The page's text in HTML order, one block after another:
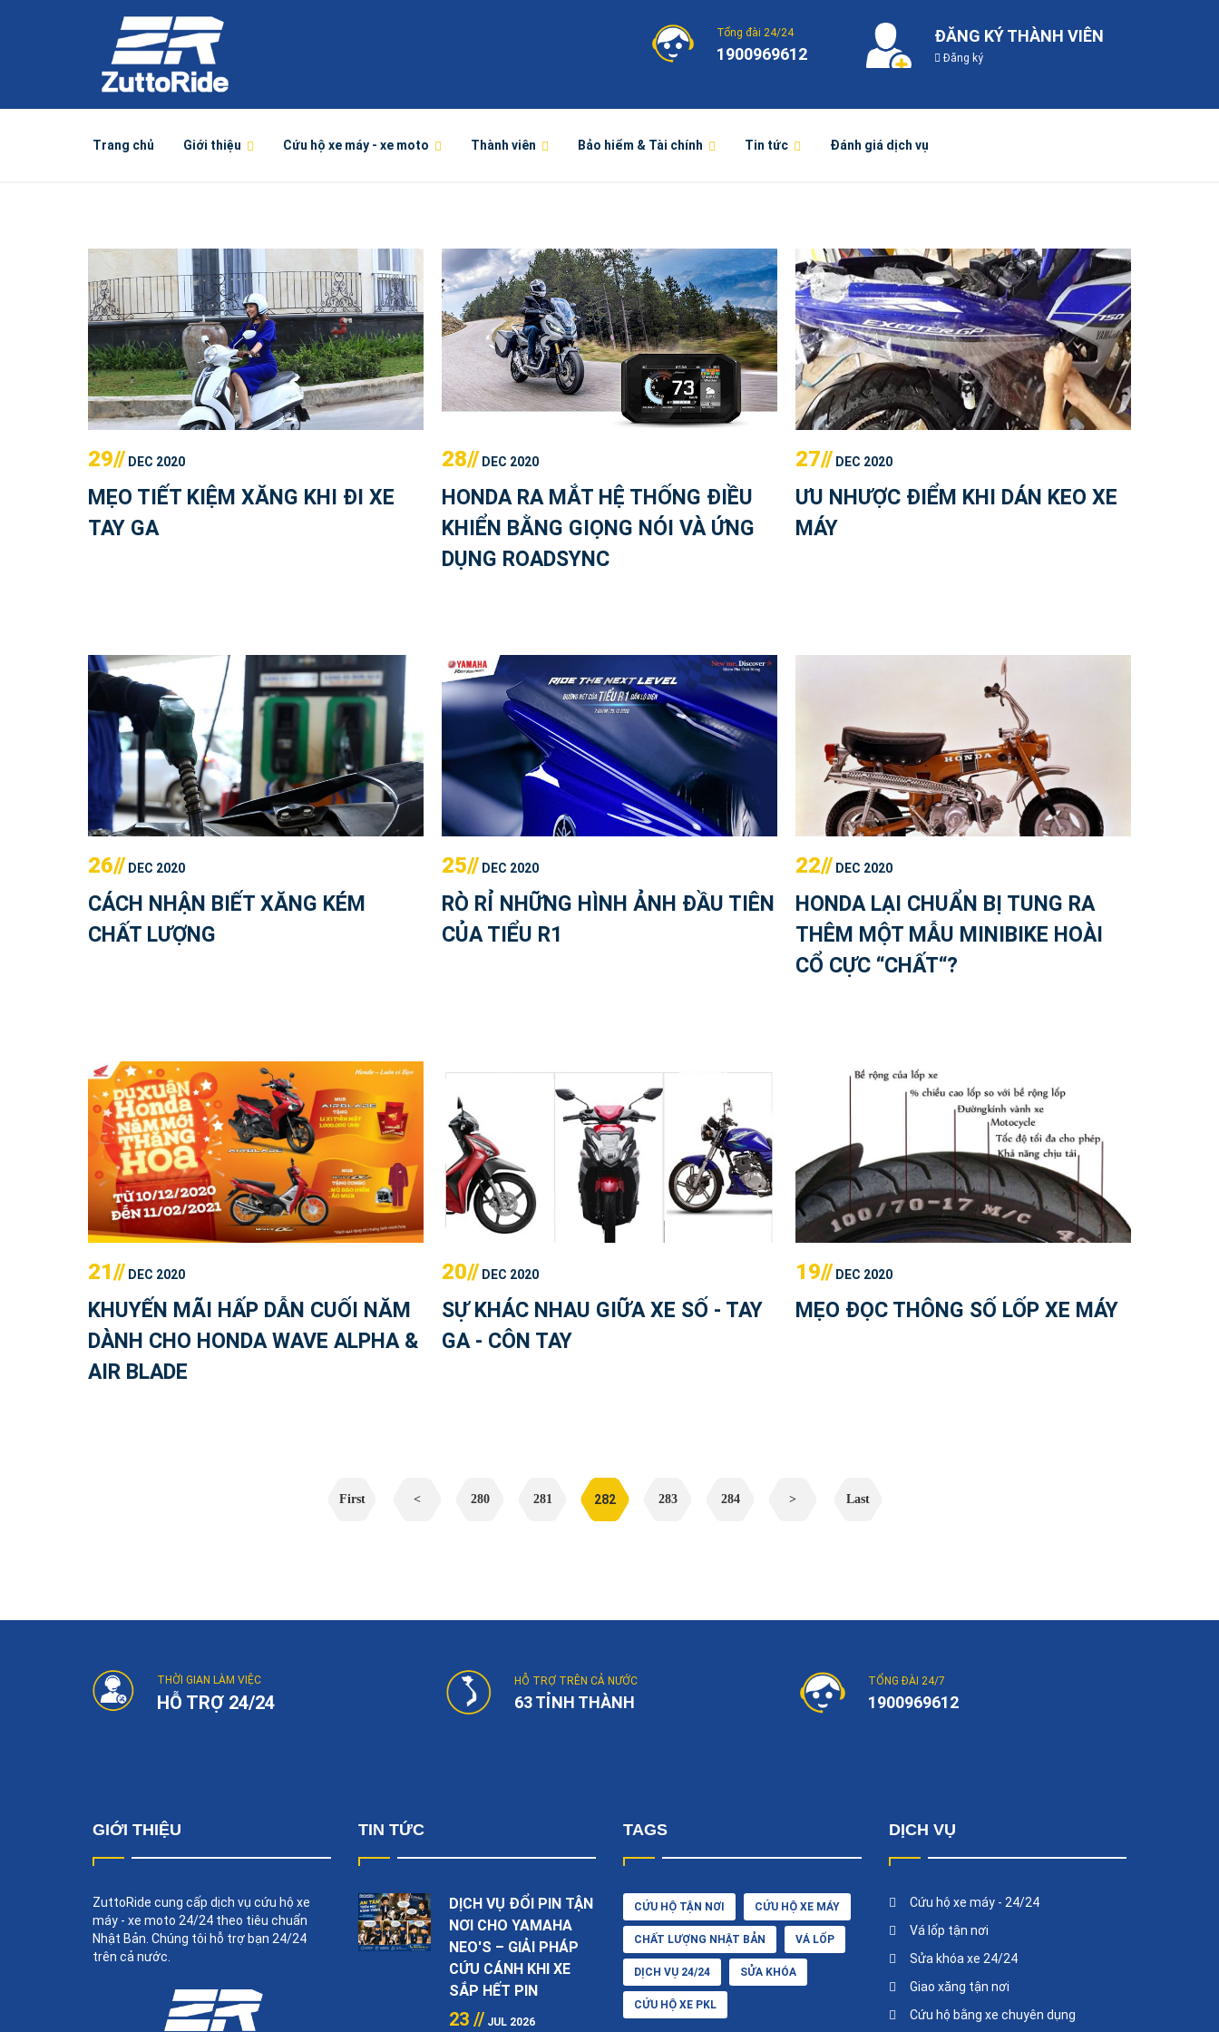
Tổng đài 24/24
1900969612
ĐĂNG KÝ THÀNH VIÊN
Đăng ký
Trang chủ Giới thiệu Cứu hộ xe máy - xe moto Thành viên Bảo hiểm & Tài chính Tin tức Đánh giá dịch vụ
29// DEC 2020
MẸO TIẾT KIỆM XĂNG KHI ĐI XE
TAY GA
28// DEC 2020
HONDA RA MẮT HỆ THỐNG ĐIỀU
KHIỂN BẰNG GIỌNG NÓI VÀ ỨNG
DỤNG ROADSYNC
27// DEC 2020
ƯU NHƯỢC ĐIỂM KHI DÁN KEO XE
MÁY
26// DEC 2020
CÁCH NHẬN BIẾT XĂNG KÉM
CHẤT LƯỢNG
25// DEC 2020
RÒ RỈ NHỮNG HÌNH ẢNH ĐẦU TIÊN
CỦA TIỂU R1
22// DEC 2020
HONDA LẠI CHUẨN BỊ TUNG RA
THÊM MỘT MẪU MINIBIKE HOÀI
CỔ CỰC “CHẤT“?
21// DEC 2020
KHUYẾN MÃI HẤP DẪN CUỐI NĂM
DÀNH CHO HONDA WAVE ALPHA &
AIR BLADE
20// DEC 2020
SỰ KHÁC NHAU GIỮA XE SỐ - TAY
GA - CÔN TAY
19// DEC 2020
MẸO ĐỌC THÔNG SỐ LỐP XE MÁY
First < 280 281 282 283 284 > Last
THỜI GIAN LÀM VIỆC
HỖ TRỢ 24/24
HỖ TRỢ TRÊN CẢ NƯỚC
63 TỈNH THÀNH
TỔNG ĐÀI 24/7
1900969612
GIỚI THIỆU
ZuttoRide cung cấp dịch vụ cứu hộ xe
máy - xe moto 24/24 theo tiêu chuẩn
Nhật Bản. Chúng tôi hỗ trợ bạn 24/24
trên cả nước.
TIN TỨC
DỊCH VỤ ĐỔI PIN TẬN
NƠI CHO YAMAHA
NEO'S – GIẢI PHÁP
CỨU CÁNH KHI XE
SẮP HẾT PIN
23 // JUL 2026
TAGS
CỨU HỘ TẬN NƠI CỨU HỘ XE MÁY
CHẤT LƯỢNG NHẬT BẢN VÁ LỐP
DỊCH VỤ 24/24 SỬA KHÓA
CỨU HỘ XE PKL
DỊCH VỤ
Cứu hộ xe máy - 24/24
Vá lốp tận nơi
Sửa khóa xe 24/24
Giao xăng tận nơi
Cứu hộ bằng xe chuyên dụng